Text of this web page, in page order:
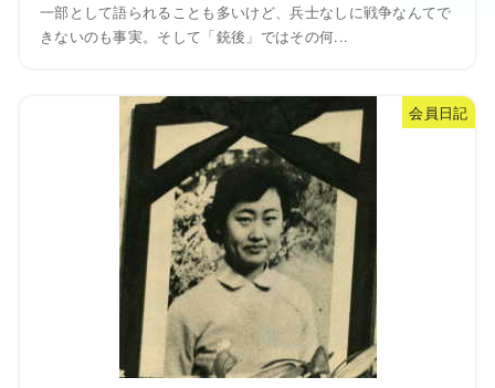
一部として語られることも多いけど、兵士なしに戦争なんてで
きないのも事実。そして「銃後」ではその何...
会員日記